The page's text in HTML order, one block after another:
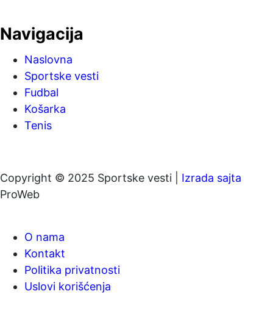
Navigacija
Naslovna
Sportske vesti
Fudbal
Košarka
Tenis
Copyright © 2025 Sportske vesti | Izrada sajta
ProWeb
O nama
Kontakt
Politika privatnosti
Uslovi korišćenja